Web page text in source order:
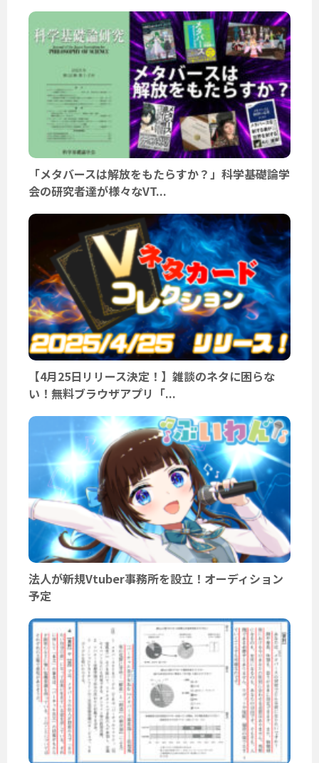
「メタバースは解放をもたらすか？」科学基礎論学
会の研究者達が様々なVT...
【4月25日リリース決定！】雑談のネタに困らな
い！無料ブラウザアプリ「...
法人が新規Vtuber事務所を設立！オーディション
予定